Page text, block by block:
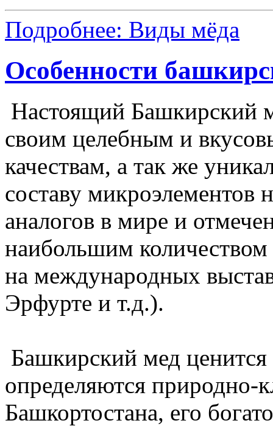
Подробнее: Виды мёда
Особенности
Настоящий Башкирский
своим целебным и
качествам, а так же
составу микроэлементов
аналогов в мире и
наибольшим количеством
на международных
Эрфурте и т.д.).
Башкирский мед
определяются природно-
Башкортостана, его